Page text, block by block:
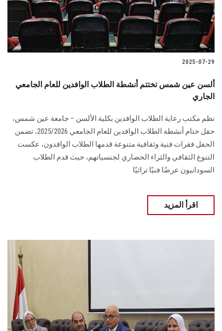
هيئة التدريس
الدراسات العليا
الزائـرون
سجل الان
2025-07-29
ألسن عين شمس تختتم أنشطة الطلاب الوافدين للعام الجامعي
الجاري
نظم مكتب رعاية الطلاب الوافدين بكلية الألسن – جامعة عين شمس،
حفل ختام أنشطة الطلاب الوافدين للعام الجامعي 2025/2026، تضمن
الحفل فقرات فنية وثقافية متنوعة قدمها الطلاب الوافدون، عكست
التنوع الثقافي والثراء الحضاري لجنسياتهم، حيث قدم الطلاب
السودانيون عرضًا فنيًا تراثيًا
اقرأ المزيد